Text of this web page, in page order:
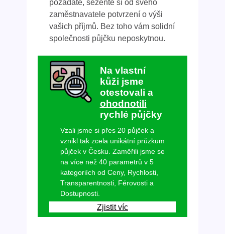
požádáte, sežeňte si od svého
zaměstnavatele potvrzení o výši
vašich příjmů. Bez toho vám solidní
společnosti půjčku neposkytnou.
Na vlastní
kůži jsme
otestovali a
ohodnotili
rychlé půjčky
Vzali jsme si přes 20 půjček a
vznikl tak zcela unikátní průzkum
půjček v Česku. Zaměřili jsme se
na více než 40 parametrů v 5
kategoriích od Ceny, Rychlosti,
Transparentnosti, Férovosti a
Dostupnosti.
Zjistit víc